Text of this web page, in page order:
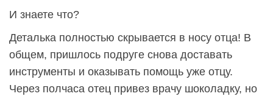
И знаете что?
Деталька полностью скрывается в носу отца! В
общем, пришлось подруге снова доставать
инструменты и оказывать помощь уже отцу.
Через полчаса отец привез врачу шоколадку, но